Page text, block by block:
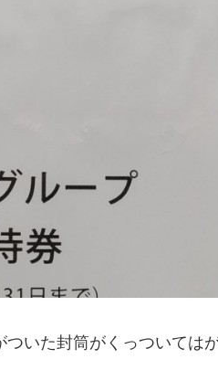
いた封筒がくっついては